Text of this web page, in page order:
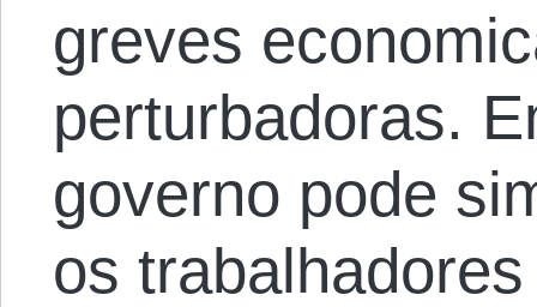
greves
perturbadoras.
governo pode
os